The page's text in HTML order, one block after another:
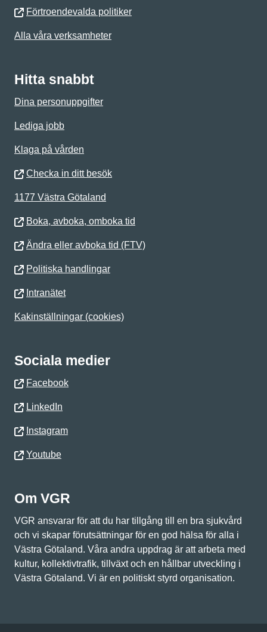
Förtroendevalda politiker
Alla våra verksamheter
Hitta snabbt
Dina personuppgifter
Lediga jobb
Klaga på vården
Checka in ditt besök
1177 Västra Götaland
Boka, avboka, omboka tid
Ändra eller avboka tid (FTV)
Politiska handlingar
Intranätet
Kakinställningar (cookies)
Sociala medier
Facebook
LinkedIn
Instagram
Youtube
Om VGR
VGR ansvarar för att du har tillgång till en bra sjukvård
och vi skapar förutsättningar för en god hälsa för alla i
Västra Götaland. Våra andra uppdrag är att arbeta med
kultur, kollektivtrafik, tillväxt och en hållbar utveckling i
Västra Götaland. Vi är en politiskt styrd organisation.